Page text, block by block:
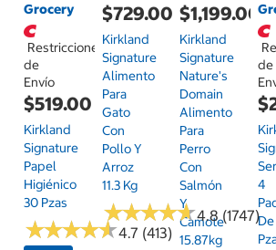
Grocery
Restricciones
de
Envío
$519.00
Kirkland
Signature
Papel
Higiénico
30 Pzas
★★★★★
★★★★★4.7 (413)
$729.00
Kirkland
Signature
Alimento
Para
Gato
Con
Pollo Y
Arroz
11.3 Kg
★★★★★
★★★★★4.8 (1747)
$1,199.00
Kirkland
Signature
Nature's
Domain
Alimento
Para
Perro
Con
Salmón
Y
Camote
15.87kg
de
4